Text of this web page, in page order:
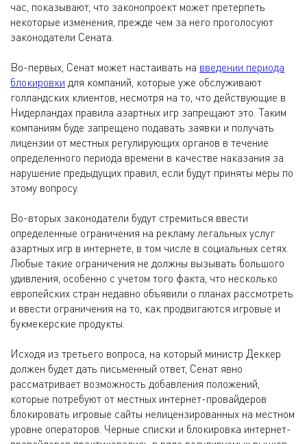
час, показывают, что законопроект может претерпеть
некоторые изменения, прежде чем за него проголосуют
законодатели Сената.
Во-первых, Сенат может настаивать на введении периода
блокировки для компаний, которые уже обслуживают
голландских клиентов, несмотря на то, что действующие в
Нидерландах правила азартных игр запрещают это. Таким
компаниям буде запрещено подавать заявки и получать
лицензии от местных регулирующих органов в течение
определенного периода времени в качестве наказания за
нарушение предыдущих правил, если будут приняты меры по
этому вопросу.
Во-вторых законодатели будут стремиться ввести
определенные ограничения на рекламу легальных услуг
азартных игр в интернете, в том числе в социальных сетях.
Любые такие ограничения не должны вызывать большого
удивления, особенно с учетом того факта, что несколько
европейских стран недавно объявили о планах рассмотреть
и ввести ограничения на то, как продвигаются игровые и
букмекерские продукты.
Исходя из третьего вопроса, на который министр Деккер
должен будет дать письменный ответ, Сенат явно
рассматривает возможность добавления положений,
которые потребуют от местных интернет-провайдеров
блокировать игровые сайты нелицензированных на местном
уровне операторов. Черные списки и блокировка интернет-